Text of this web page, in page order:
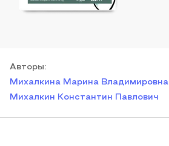
Авторы:
Михалкина Марина Владимировна
Михалкин Константин Павлович